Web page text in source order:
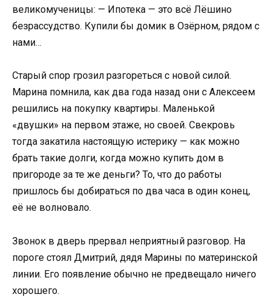
великомученицы: — Ипотека — это всё Лёшино
безрассудство. Купили бы домик в Озёрном, рядом с
нами…
Старый спор грозил разгореться с новой силой.
Марина помнила, как два года назад они с Алексеем
решились на покупку квартиры. Маленькой
«двушки» на первом этаже, но своей. Свекровь
тогда закатила настоящую истерику — как можно
брать такие долги, когда можно купить дом в
пригороде за те же деньги? То, что до работы
пришлось бы добираться по два часа в один конец,
её не волновало.
Звонок в дверь прервал неприятный разговор. На
пороге стоял Дмитрий, дядя Марины по материнской
линии. Его появление обычно не предвещало ничего
хорошего.